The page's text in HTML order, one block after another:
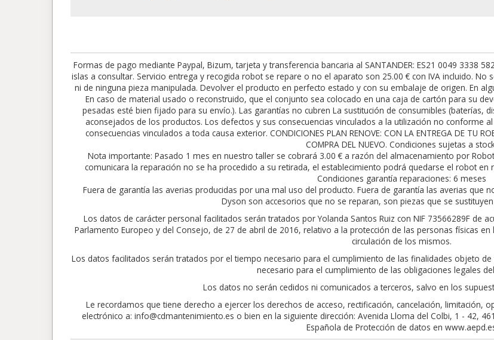
Formas de pago mediante Paypal, Bizum, tarjeta y transferencia bancaria al SANTANDER: ES21 0049 3338
islas a consultar. Servicio entrega y recogida robot se repare o no el aparato son 25.00 € con IVA incluido.
ni de ninguna pieza manipulada. Devolver el producto en perfecto estado y con su embalaje de origen. En
En caso de material usado o reconstruido, que el conjunto sea colocado en una caja de cartón para su
pesadas esté bien fijado para su envío.). Las garantías no cubren La sustitución de consumibles (baterías,
aconsejados de los productos. Los defectos y sus consecuencias vinculados a la utilización no conforme
consecuencias vinculados a toda causa exterior. CONDICIONES PLAN RENOVE: CON LA ENTREGA DE TU
COMPRA DEL NUEVO. Condiciones sujetas a
Nota importante: Pasado 1 mes en nuestro taller se cobrará 3.00 € a razón del almacenamiento por
comunicara la reparación no se ha procedido a su retirada, el establecimiento podrá quedarse el robot
Condiciones garantía reparaciones: 6 meses
Fuera de garantía las averias producidas por una mal uso del producto. Fuera de garantía las averias que
Dyson son accesorios que no se reparan, son piezas que se
Los datos de carácter personal facilitados serán tratados por Yolanda Santos Ruiz con NIF 73566289F de
Parlamento Europeo y del Consejo, de 27 de abril de 2016, relativo a la protección de las personas físicas
circulación de los mismos.
Los datos facilitados serán tratados por el tiempo necesario para el cumplimiento de las finalidades objeto
necesario para el cumplimiento de las obligaciones legales
Los datos no serán cedidos ni comunicados a terceros, salvo en los
Le recordamos que tiene derecho a ejercer los derechos de acceso, rectificación, cancelación, limitación,
electrónico a: info@cdmantenimiento.es o bien en la siguiente dirección: Avenida Lloma del Colbi, 1 - 42,
Española de Protección de datos en